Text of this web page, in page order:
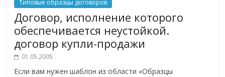
Типовые образцы договоров
Договор, исполнение которого
обеспечивается неустойкой.
договор купли-продажи
01.05.2005
Если вам нужен шаблон из области «Образцы